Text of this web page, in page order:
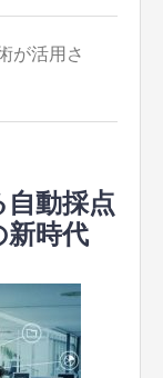
が活用さ
動採点
新時代